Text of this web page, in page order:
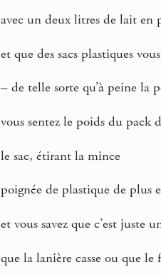
avec un deux litres de lait en
et que des sacs plastiques
– de telle sorte qu’à peine la
vous sentez le poids du pack
le sac, étirant la mince
poignée de plastique de plus
et vous savez que c’est juste
que la lanière casse ou que le